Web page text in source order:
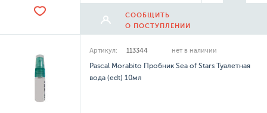
СООБЩИТЬ
О ПОСТУПЛЕНИИ
Артикул: 113344 нет в наличии
Pascal Morabito Пробник Sea of Stars Туалетная
вода (edt) 10мл